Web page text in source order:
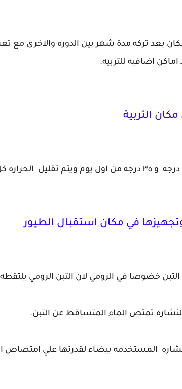
بعد تركه مدة شهر بين الدوره والاخرى
اضافيه للتربيه.
التربية
في مكان استقبال الطيور
خضوصا في الرومي لان التبن الرومي
تمتص الماء المتساقط عن التبن.
المستخدمه بيضاء لقدرتها علي امتصاص